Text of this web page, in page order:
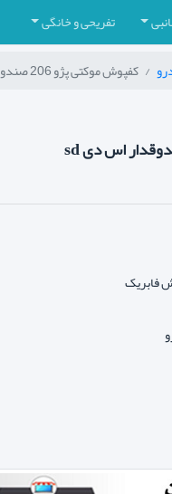
تفریحی و خانگی
کفپوش موکتی پژو 206 صندوقدار اس دی sd
فابریک